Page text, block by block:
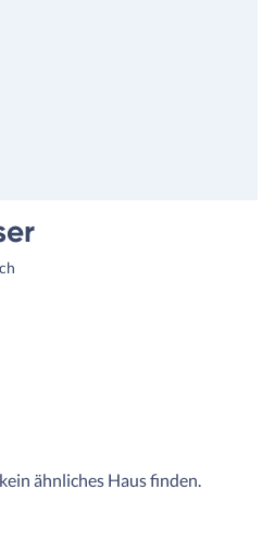
ähnliches Haus finden.